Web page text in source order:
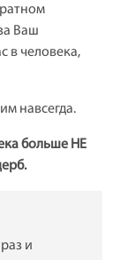
Ваш
в человека,
навсегда.
больше НЕ
и